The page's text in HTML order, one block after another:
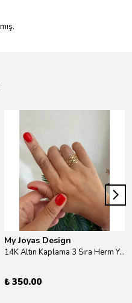
My Joyas Design
14K Altın Kaplama 3 Sıra Herm Yüzük Gold
₺ 350.00